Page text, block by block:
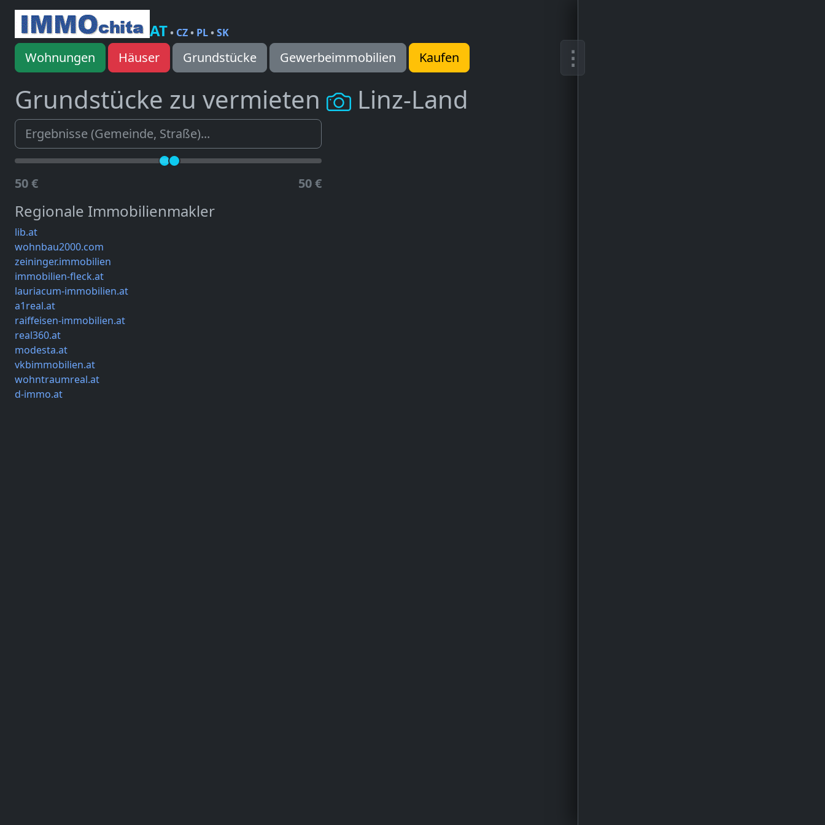
AT• CZ• PL•SK
Wohnungen Häuser Grundstücke Gewerbeimmobilien Kaufen
Grundstücke zu vermieten Linz-Land
50 € 50 €
Regionale Immobilienmakler
lib.at
wohnbau2000.com
zeininger.immobilien
immobilien-fleck.at
lauriacum-immobilien.at
a1real.at
raiffeisen-immobilien.at
real360.at
modesta.at
vkbimmobilien.at
wohntraumreal.at
d-immo.at